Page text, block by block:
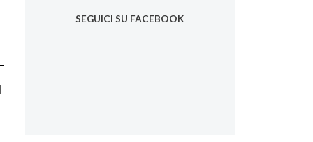
SEGUICI SU FACEBOOK